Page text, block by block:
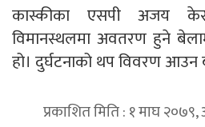
कास्कीका एसपी अजय
विमानस्थलमा अवतरण हुने
हो। दुर्घटनाको थप विवरण आउन
प्रकाशित मिति : १ माघ